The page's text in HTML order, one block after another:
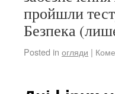
пройшли
Безпека
Posted in огляди |